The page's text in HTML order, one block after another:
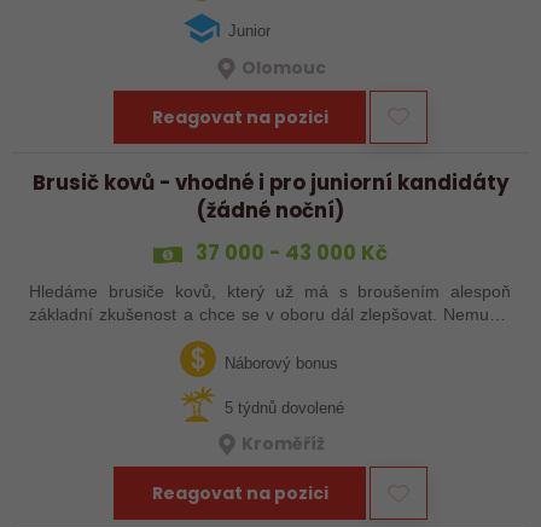
Junior
Olomouc
Reagovat na pozici
Brusič kovů - vhodné i pro juniorní kandidáty
(žádné noční)
37 000 - 43 000 Kč
Hledáme brusiče kovů, který už má s broušením alespoň
základní zkušenost a chce se v oboru dál zlepšovat. Nemusíš
být samostatný specialista s dlouholetou praxí. Důležité je,
abys už někdy pracoval…Náborový bonus
5 týdnů dovolené
Kroměříž
Reagovat na pozici